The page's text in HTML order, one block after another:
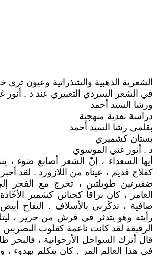
الشعرية الذهبية والشذراتية وعيون
في الشعر السردي التعبيري عند د . أنور
ورشا السيد أحمد
دراسة نقدية منهجية
بقلمي رشا السيد أحمد
بستان كشميري
د . أنور غني الموسوي
أيها السعداء ، إنّ الشعر أصابع ضوء ،
كفلاح قديم ، عيناه من اللازورد . لقد
ضفيرتين طويلتين ، تخرج مع الفجر
العامر ، كان براقاً كجنائن كشمير
صافية ، تذكّرني بالأسلاف . التفاح أبيض
رأيته وهو يتدثر في فرش من حرير ،
الرقيقة لقد كانت ناعمة كقلوب البصريين
قال أترك السواحل الأرجوانية ، فالبحر
في هذا العالم المر . كان يتكلم بهدوء ،